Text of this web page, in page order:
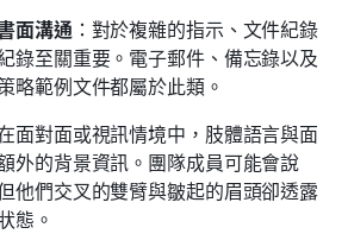
面溝通 ：對於複雜的指示、文件紀錄
錄至關重要。電子郵件、備忘錄以及
略範例文件都屬於此類。
面對面或視訊情境中，肢體語言與面
外的背景資訊。團隊成員可能會說
他們交叉的雙臂與皺起的眉頭卻透露
態。